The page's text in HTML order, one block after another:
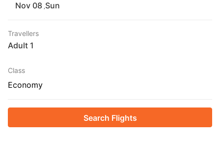
Sun
Travellers
1 Adult
Class
Economy